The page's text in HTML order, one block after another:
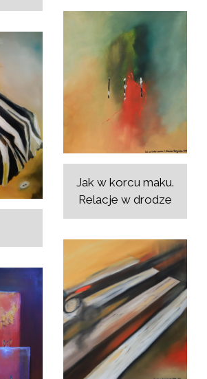
Jak w korcu maku.
Relacje w drodze